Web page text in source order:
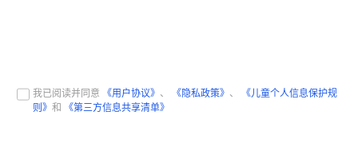
我已阅读并同意 《用户协议》 、 《隐私政策》 、
《儿童个人信息保护规
则》和 《第三方信息共享清单》